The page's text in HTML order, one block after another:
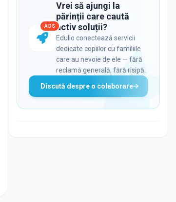
ADS
Vrei să ajungi la
părinții care caută
activ soluții?
Edulio conectează servicii
dedicate copiilor cu familiile
care au nevoie de ele — fără
reclamă generală, fără risipă.
Discută despre o colaborare